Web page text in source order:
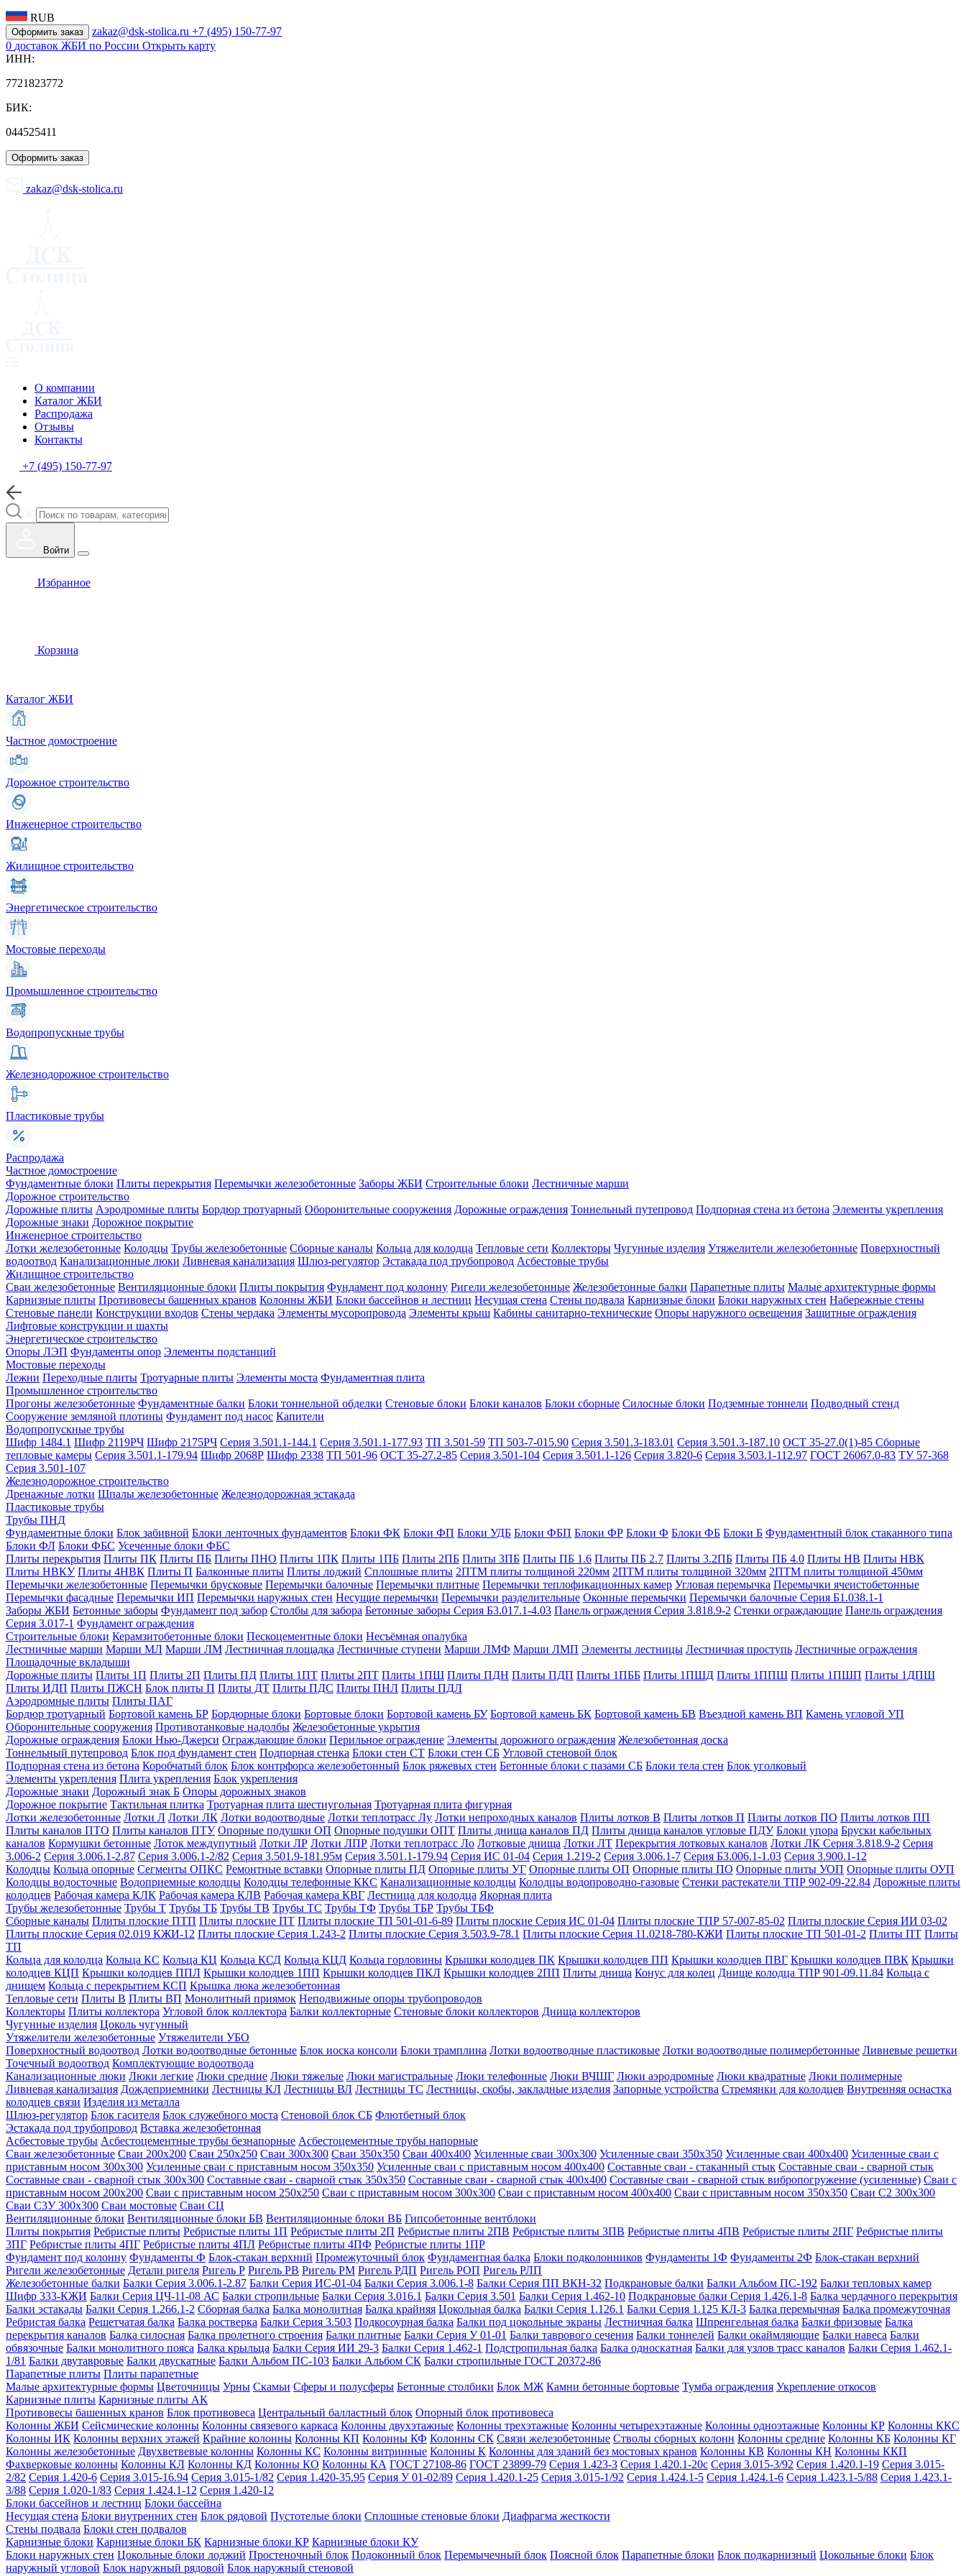
RUB
Оформить заказ zakaz@dsk-stolica.ru +7 (495) 150-77-97
0 доставок ЖБИ по России Открыть карту
ИНН:
7721823772
БИК:
044525411
Оформить заказ
zakaz@dsk-stolica.ru
О компании
Каталог ЖБИ
Распродажа
Отзывы
Контакты
+7 (495) 150-77-97
Войти
Избранное
Корзина
Каталог ЖБИ
Частное домостроение
Дорожное строительство
Инженерное строительство
Жилищное строительство
Энергетическое строительство
Мостовые переходы
Промышленное строительство
Водопропускные трубы
Железнодорожное строительство
Пластиковые трубы
Распродажа
Частное домостроение
Фундаментные блоки Плиты перекрытия Перемычки железобетонные Заборы ЖБИ Строительные блоки Лестничные марши
Дорожное строительство
Дорожные плиты Аэродромные плиты Бордюр тротуарный Оборонительные сооружения Дорожные ограждения Тоннельный путепровод Подпорная стена из бетона Элементы укрепления
Дорожные знаки Дорожное покрытие
Инженерное строительство
Лотки железобетонные Колодцы Трубы железобетонные Сборные каналы Кольца для колодца Тепловые сети Коллекторы Чугунные изделия Утяжелители железобетонные Поверхностный
водоотвод Канализационные люки Ливневая канализация Шлюз-регулятор Эстакада под трубопровод Асбестовые трубы
Жилищное строительство
Сваи железобетонные Вентиляционные блоки Плиты покрытия Фундамент под колонну Ригели железобетонные Железобетонные балки Парапетные плиты Малые архитектурные формы
Карнизные плиты Противовесы башенных кранов Колонны ЖБИ Блоки бассейнов и лестниц Несущая стена Стены подвала Карнизные блоки Блоки наружных стен Набережные стены
Стеновые панели Конструкции входов Стены чердака Элементы мусоропровода Элементы крыш Кабины санитарно-технические Опоры наружного освещения Защитные ограждения
Лифтовые конструкции и шахты
Энергетическое строительство
Опоры ЛЭП Фундаменты опор Элементы подстанций
Мостовые переходы
Лежни Переходные плиты Тротуарные плиты Элементы моста Фундаментная плита
Промышленное строительство
Прогоны железобетонные Фундаментные балки Блоки тоннельной обделки Стеновые блоки Блоки каналов Блоки сборные Силосные блоки Подземные тоннели Подводный стенд
Сооружение земляной плотины Фундамент под насос Капители
Водопропускные трубы
Шифр 1484.1 Шифр 2119РЧ Шифр 2175РЧ Серия 3.501.1-144.1 Серия 3.501.1-177.93 ТП 3.501-59 ТП 503-7-015.90 Серия 3.501.3-183.01 Серия 3.501.3-187.10 ОСТ 35-27.0(1)-85 Сборные
тепловые камеры Серия 3.501.1-179.94 Шифр 2068Р Шифр 2338 ТП 501-96 ОСТ 35-27.2-85 Серия 3.501-104 Серия 3.501.1-126 Серия 3.820-6 Серия 3.503.1-112.97 ГОСТ 26067.0-83 ТУ 57-368
Серия 3.501-107
Железнодорожное строительство
Дренажные лотки Шпалы железобетонные Железнодорожная эстакада
Пластиковые трубы
Трубы ПНД
Фундаментные блоки Блок забивной Блоки ленточных фундаментов Блоки ФК Блоки ФП Блоки УДБ Блоки ФБП Блоки ФР Блоки Ф Блоки ФБ Блоки Б Фундаментный блок стаканного типа
Блоки ФЛ Блоки ФБС Усеченные блоки ФБС
Плиты перекрытия Плиты ПК Плиты ПБ Плиты ПНО Плиты 1ПК Плиты 1ПБ Плиты 2ПБ Плиты 3ПБ Плиты ПБ 1.6 Плиты ПБ 2.7 Плиты 3.2ПБ Плиты ПБ 4.0 Плиты НВ Плиты НВК
Плиты НВКУ Плиты 4НВК Плиты П Балконные плиты Плиты лоджий Сплошные плиты 2ПТМ плиты толщиной 220мм 2ПТМ плиты толщиной 320мм 2ПТМ плиты толщиной 450мм
Перемычки железобетонные Перемычки брусковые Перемычки балочные Перемычки плитные Перемычки теплофикационных камер Угловая перемычка Перемычки ячеистобетонные
Перемычки фасадные Перемычки ИП Перемычки наружных стен Несущие перемычки Перемычки разделительные Оконные перемычки Перемычки балочные Серия Б1.038.1-1
Заборы ЖБИ Бетонные заборы Фундамент под забор Столбы для забора Бетонные заборы Серия Б3.017.1-4.03 Панель ограждения Серия 3.818.9-2 Стенки ограждающие Панель ограждения
Серия 3.017-1 Фундамент ограждения
Строительные блоки Керамзитобетонные блоки Пескоцементные блоки Несъёмная опалубка
Лестничные марши Марши МЛ Марши ЛМ Лестничная площадка Лестничные ступени Марши ЛМФ Марши ЛМП Элементы лестницы Лестничная проступь Лестничные ограждения
Площадочные вкладыши
Дорожные плиты Плиты 1П Плиты 2П Плиты ПД Плиты 1ПТ Плиты 2ПТ Плиты 1ПШ Плиты ПДН Плиты ПДП Плиты 1ПББ Плиты 1ПШД Плиты 1ППШ Плиты 1ПШП Плиты 1ДПШ
Плиты ИДП Плиты ПЖСН Блок плиты П Плиты ДТ Плиты ПДС Плиты ПНЛ Плиты ПДЛ
Аэродромные плиты Плиты ПАГ
Бордюр тротуарный Бортовой камень БР Бордюрные блоки Бортовые блоки Бортовой камень БУ Бортовой камень БК Бортовой камень БВ Въездной камень ВП Камень угловой УП
Оборонительные сооружения Противотанковые надолбы Железобетонные укрытия
Дорожные ограждения Блоки Нью-Джерси Ограждающие блоки Перильное ограждение Элементы дорожного ограждения Железобетонная доска
Тоннельный путепровод Блок под фундамент стен Подпорная стенка Блоки стен СТ Блоки стен СБ Угловой стеновой блок
Подпорная стена из бетона Коробчатый блок Блок контрфорса железобетонный Блок ряжевых стен Бетонные блоки с пазами СБ Блоки тела стен Блок уголковый
Элементы укрепления Плита укрепления Блок укрепления
Дорожные знаки Дорожный знак Б Опоры дорожных знаков
Дорожное покрытие Тактильная плитка Тротуарная плита шестиугольная Тротуарная плита фигурная
Лотки железобетонные Лотки Л Лотки ЛК Лотки водоотводные Лотки теплотрасс Лу Лотки непроходных каналов Плиты лотков В Плиты лотков П Плиты лотков ПО Плиты лотков ПП
Плиты каналов ПТО Плиты каналов ПТУ Опорные подушки ОП Опорные подушки ОПТ Плиты днища каналов ПД Плиты днища каналов угловые ПДУ Блоки упора Бруски кабельных
каналов Кормушки бетонные Лоток междупутный Лотки ЛР Лотки ЛПР Лотки теплотрасс Ло Лотковые днища Лотки ЛТ Перекрытия лотковых каналов Лотки ЛК Серия 3.818.9-2 Серия
3.006-2 Серия 3.006.1-2.87 Серия 3.006.1-2/82 Серия 3.501.9-181.95м Серия 3.501.1-179.94 Серия ИС 01-04 Серия 1.219-2 Серия 3.006.1-7 Серия Б3.006.1-1.03 Серия 3.900.1-12
Колодцы Кольца опорные Сегменты ОПКС Ремонтные вставки Опорные плиты ПД Опорные плиты УГ Опорные плиты ОП Опорные плиты ПО Опорные плиты УОП Опорные плиты ОУП
Колодцы водосточные Водоприемные колодцы Колодцы телефонные ККС Канализационные колодцы Колодцы водопроводно-газовые Стенки растекатели ТПР 902-09-22.84 Дорожные плиты
колодцев Рабочая камера КЛК Рабочая камера КЛВ Рабочая камера КВГ Лестница для колодца Якорная плита
Трубы железобетонные Трубы Т Трубы ТБ Трубы ТВ Трубы ТС Трубы ТФ Трубы ТБР Трубы ТБФ
Сборные каналы Плиты плоские ПТП Плиты плоские ПТ Плиты плоские ТП 501-01-6-89 Плиты плоские Серия ИС 01-04 Плиты плоские ТПР 57-007-85-02 Плиты плоские Серия ИИ 03-02
Плиты плоские Серия 02.019 КЖИ-12 Плиты плоские Серия 1.243-2 Плиты плоские Серия 3.503.9-78.1 Плиты плоские Серия 11.0218-780-КЖИ Плиты плоские ТП 501-01-2 Плиты ПТ Плиты
ТП
Кольца для колодца Кольца КС Кольца КЦ Кольца КСД Кольца КЦД Кольца горловины Крышки колодцев ПК Крышки колодцев ПП Крышки колодцев ПВГ Крышки колодцев ПВК Крышки
колодцев КЦП Крышки колодцев ППЛ Крышки колодцев 1ПП Крышки колодцев ПКЛ Крышки колодцев 2ПП Плиты днища Конус для колец Днище колодца ТПР 901-09.11.84 Кольца с
днищем Кольца с перекрытием КСП Крышка люка железобетонная
Тепловые сети Плиты В Плиты ВП Монолитный приямок Неподвижные опоры трубопроводов
Коллекторы Плиты коллектора Угловой блок коллектора Балки коллекторные Стеновые блоки коллекторов Днища коллекторов
Чугунные изделия Цоколь чугунный
Утяжелители железобетонные Утяжелители УБО
Поверхностный водоотвод Лотки водоотводные бетонные Блок носка консоли Блоки трамплина Лотки водоотводные пластиковые Лотки водоотводные полимербетонные Ливневые решетки
Точечный водоотвод Комплектующие водоотвода
Канализационные люки Люки легкие Люки средние Люки тяжелые Люки магистральные Люки телефонные Люки ВЧШГ Люки аэродромные Люки квадратные Люки полимерные
Ливневая канализация Дождеприемники Лестницы КЛ Лестницы ВЛ Лестницы ТС Лестницы, скобы, закладные изделия Запорные устройства Стремянки для колодцев Внутренняя оснастка
колодцев связи Изделия из металла
Шлюз-регулятор Блок гасителя Блок служебного моста Стеновой блок СБ Флютбетный блок
Эстакада под трубопровод Вставка железобетонная
Асбестовые трубы Асбестоцементные трубы безнапорные Асбестоцементные трубы напорные
Сваи железобетонные Сваи 200х200 Сваи 250х250 Сваи 300х300 Сваи 350х350 Сваи 400х400 Усиленные сваи 300х300 Усиленные сваи 350х350 Усиленные сваи 400х400 Усиленные сваи с
приставным носом 300х300 Усиленные сваи с приставным носом 350х350 Усиленные сваи с приставным носом 400х400 Составные сваи - стаканный стык Составные сваи - сварной стык
Составные сваи - сварной стык 300х300 Составные сваи - сварной стык 350х350 Составные сваи - сварной стык 400х400 Составные сваи - сварной стык вибропогружение (усиленные) Сваи с
приставным носом 200х200 Сваи с приставным носом 250х250 Сваи с приставным носом 300х300 Сваи с приставным носом 400х400 Сваи с приставным носом 350х350 Сваи С2 300х300
Сваи С3У 300х300 Сваи мостовые Сваи СЦ
Вентиляционные блоки Вентиляционные блоки БВ Вентиляционные блоки ВБ Гипсобетонные вентблоки
Плиты покрытия Ребристые плиты Ребристые плиты 1П Ребристые плиты 2П Ребристые плиты 2ПВ Ребристые плиты 3ПВ Ребристые плиты 4ПВ Ребристые плиты 2ПГ Ребристые плиты
3ПГ Ребристые плиты 4ПГ Ребристые плиты 4ПЛ Ребристые плиты 4ПФ Ребристые плиты 1ПР
Фундамент под колонну Фундаменты Ф Блок-стакан верхний Промежуточный блок Фундаментная балка Блоки подколонников Фундаменты 1Ф Фундаменты 2Ф Блок-стакан верхний
Ригели железобетонные Детали ригеля Ригель Р Ригель РВ Ригель РМ Ригель РДП Ригель РОП Ригель РЛП
Железобетонные балки Балки Серия 3.006.1-2.87 Балки Серия ИС-01-04 Балки Серия 3.006.1-8 Балки Серия ПП ВКН-32 Подкрановые балки Балки Альбом ПС-192 Балки тепловых камер
Шифр 333-КЖИ Балки Серия ЦЧ-11-08 АС Балки стропильные Балки Серия 3.016.1 Балки Серия 3.501 Балки Серия 1.462-10 Подкрановые балки Серия 1.426.1-8 Балка чердачного перекрытия
Балки эстакады Балки Серия 1.266.1-2 Сборная балка Балка монолитная Балка крайняя Цокольная балка Балки Серия 1.126.1 Балки Серия 1.125 КЛ-3 Балка перемычная Балка промежуточная
Ребристая балка Решетчатая балка Балка ростверка Балки Серия 3.503 Подкосоурная балка Балки под цокольные экраны Лестничная балка Шпренгельная балка Балки фризовые Балка
перекрытия каналов Балка силосная Балка пролетного строения Балки плитные Балки Серия У 01-01 Балки таврового сечения Балки тоннелей Балки окаймляющие Балки навеса Балки
обвязочные Балки монолитного пояса Балка крыльца Балки Серия ИИ 29-3 Балки Серия 1.462-1 Подстропильная балка Балка односкатная Балки для узлов трасс каналов Балки Серия 1.462.1-
1/81 Балки двутавровые Балки двускатные Балки Альбом ПС-103 Балки Альбом СК Балки стропильные ГОСТ 20372-86
Парапетные плиты Плиты парапетные
Малые архитектурные формы Цветочницы Урны Скамьи Сферы и полусферы Бетонные столбики Блок МЖ Камни бетонные бортовые Тумба ограждения Укрепление откосов
Карнизные плиты Карнизные плиты АК
Противовесы башенных кранов Блок противовеса Центральный балластный блок Опорный блок противовеса
Колонны ЖБИ Сейсмические колонны Колонны связевого каркаса Колонны двухэтажные Колонны трехэтажные Колонны четырехэтажные Колонны одноэтажные Колонны КР Колонны ККС
Колонны ИК Колонны верхних этажей Крайние колонны Колонны КП Колонны КФ Колонны СК Связи железобетонные Стволы сборных колонн Колонны средние Колонны КБ Колонны КГ
Колонны железобетонные Двухветвевые колонны Колонны КС Колонны витринные Колонны К Колонны для зданий без мостовых кранов Колонны КВ Колонны КН Колонны ККП
Фахверковые колонны Колонны КЛ Колонны КД Колонны КО Колонны КА ГОСТ 27108-86 ГОСТ 23899-79 Серия 1.423-3 Серия 1.420.1-20с Серия 3.015-3/92 Серия 1.420.1-19 Серия 3.015-
2/82 Серия 1.420-6 Серия 3.015-16.94 Серия 3.015-1/82 Серия 1.420-35.95 Серия У 01-02/89 Серия 1.420.1-25 Серия 3.015-1/92 Серия 1.424.1-5 Серия 1.424.1-6 Серия 1.423.1-5/88 Серия 1.423.1-
3/88 Серия 1.020-1/83 Серия 1.424.1-12 Серия 1.420-12
Блоки бассейнов и лестниц Блоки бассейна
Несущая стена Блоки внутренних стен Блок рядовой Пустотелые блоки Сплошные стеновые блоки Диафрагма жесткости
Стены подвала Блоки стен подвалов
Карнизные блоки Карнизные блоки БК Карнизные блоки КР Карнизные блоки КУ
Блоки наружных стен Цокольные блоки лоджий Простеночный блок Подоконный блок Перемычечный блок Поясной блок Парапетные блоки Блок подкарнизный Цокольные блоки Блок
наружный угловой Блок наружный рядовой Блок наружный стеновой